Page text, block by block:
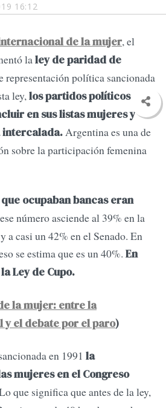
16:12
de la mujer, el
laley de paridad de
representación política sancionada
ley,los partidos políticos
en sus listas mujeres y
intercalada.Argentina es una de
sobre la participación femenina
ocupaban bancas eran
número asciende al 39% en la
a casi un 42% en el Senado. En
se estima que es un 40%. En
Ley de Cupo.
la mujer: entre la
el debate por el paro)
en 1991 la
mujeres en el Congreso
que significa que antes de la ley,